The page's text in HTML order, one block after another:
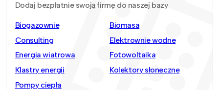
Dodaj bezpłatnie swoją firmę do naszej bazy
Biogazownie
Biomasa
Consulting
Elektrownie wodne
Energia wiatrowa
Fotowoltaika
Klastry energii
Kolektory słoneczne
Pompy ciepła